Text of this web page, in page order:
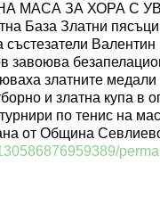
МАСА ЗА ХОРА С
База Златни
завоюва
златните
и златна купа в
по тенис на
от Община